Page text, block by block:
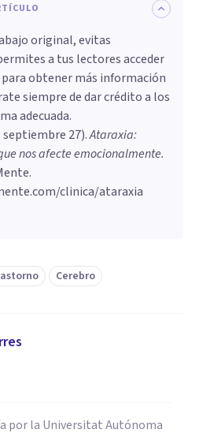
original, evitas
a tus lectores acceder
obtener más información
siempre de dar crédito a los
adecuada.
septiembre 27).​Ataraxia:
nos afecte emocionalmente.
clinica/ataraxia
Cerebro
por la Universitat Autónoma